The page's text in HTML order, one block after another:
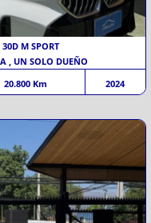
M SPORT
, UN SOLO DUEÑO
20.800 Km 2024